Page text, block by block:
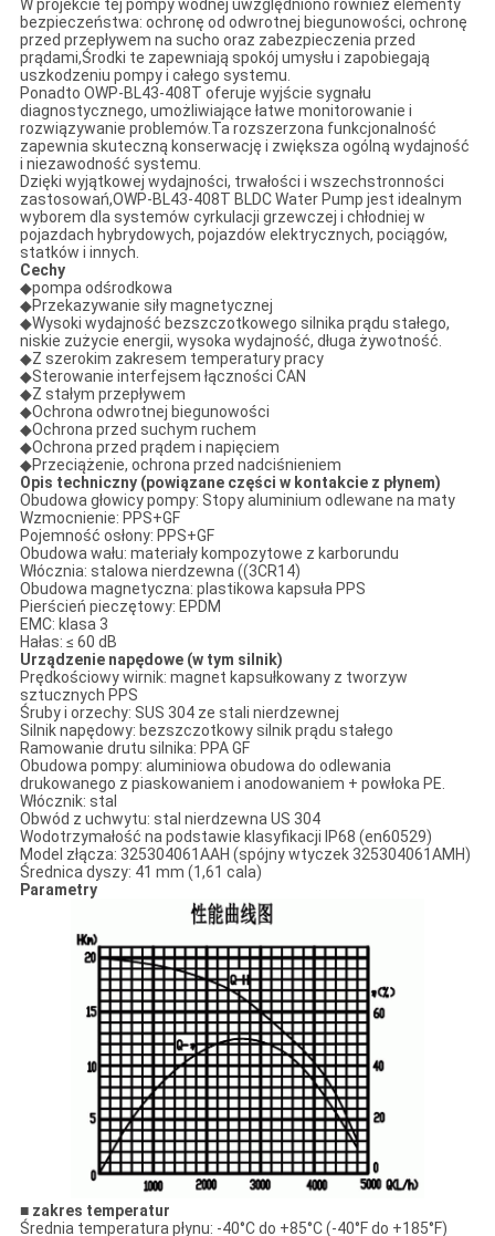
W projekcie tej pompy wodnej uwzględniono również elementy
bezpieczeństwa: ochronę od odwrotnej biegunowości, ochronę
przed przepływem na sucho oraz zabezpieczenia przed
prądami,Środki te zapewniają spokój umysłu i zapobiegają
uszkodzeniu pompy i całego systemu.
Ponadto OWP-BL43-408T oferuje wyjście sygnału
diagnostycznego, umożliwiające łatwe monitorowanie i
rozwiązywanie problemów.Ta rozszerzona funkcjonalność
zapewnia skuteczną konserwację i zwiększa ogólną wydajność
i niezawodność systemu.
Dzięki wyjątkowej wydajności, trwałości i wszechstronności
zastosowań,OWP-BL43-408T BLDC Water Pump jest idealnym
wyborem dla systemów cyrkulacji grzewczej i chłodniej w
pojazdach hybrydowych, pojazdów elektrycznych, pociągów,
statków i innych.
Cechy
◆pompa odśrodkowa
◆Przekazywanie siły magnetycznej
◆Wysoki wydajność bezszczotkowego silnika prądu stałego,
niskie zużycie energii, wysoka wydajność, długa żywotność.
◆Z szerokim zakresem temperatury pracy
◆Sterowanie interfejsem łączności CAN
◆Z stałym przepływem
◆Ochrona odwrotnej biegunowości
◆Ochrona przed suchym ruchem
◆Ochrona przed prądem i napięciem
◆Przeciążenie, ochrona przed nadciśnieniem
Opis techniczny (powiązane części w kontakcie z płynem)
Obudowa głowicy pompy: Stopy aluminium odlewane na maty
Wzmocnienie: PPS+GF
Pojemność osłony: PPS+GF
Obudowa wału: materiały kompozytowe z karborundu
Włócznia: stalowa nierdzewna ((3CR14)
Obudowa magnetyczna: plastikowa kapsuła PPS
Pierścień pieczętowy: EPDM
EMC: klasa 3
Hałas: ≤ 60 dB
Urządzenie napędowe (w tym silnik)
Prędkościowy wirnik: magnet kapsułkowany z tworzyw
sztucznych PPS
Śruby i orzechy: SUS 304 ze stali nierdzewnej
Silnik napędowy: bezszczotkowy silnik prądu stałego
Ramowanie drutu silnika: PPA GF
Obudowa pompy: aluminiowa obudowa do odlewania
drukowanego z piaskowaniem i anodowaniem + powłoka PE.
Włócznik: stal
Obwód z uchwytu: stal nierdzewna US 304
Wodotrzymałość na podstawie klasyfikacji IP68 (en60529)
Model złącza: 325304061AAH (spójny wtyczek 325304061AMH)
Średnica dyszy: 41 mm (1,61 cala)
Parametry
■ zakres temperatur
Średnia temperatura płynu: -40°C do +85°C (-40°F do +185°F)